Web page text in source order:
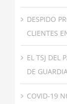
DESPIDO
CLIENTES
EL TSJ DEL
DE
COVID-19